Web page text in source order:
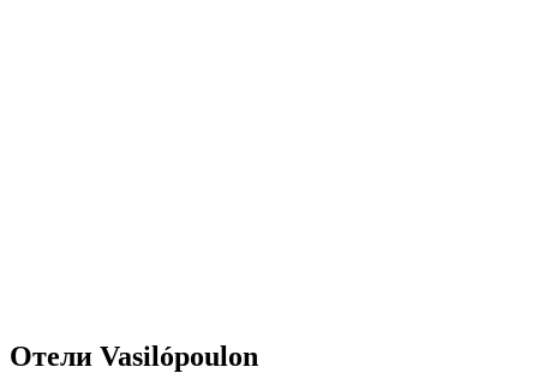
Отели Vasilópoulon